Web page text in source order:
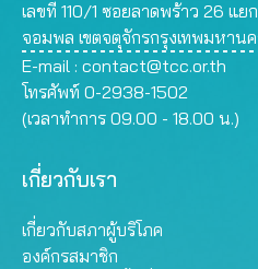
เลขที่ 110/1 ซอยลาดพร้าว 26 แ
จอมพล เขตจตุจักรกรุงเทพมหาน
E-mail : contact@tcc.or.th
โทรศัพท์ 0-2938-1502
(เวลาทำการ 09.00 - 18.00 น.)
เกี่ยวกับเรา
เกี่ยวกับสภาผู้บริโภค
องค์กรสมาชิก